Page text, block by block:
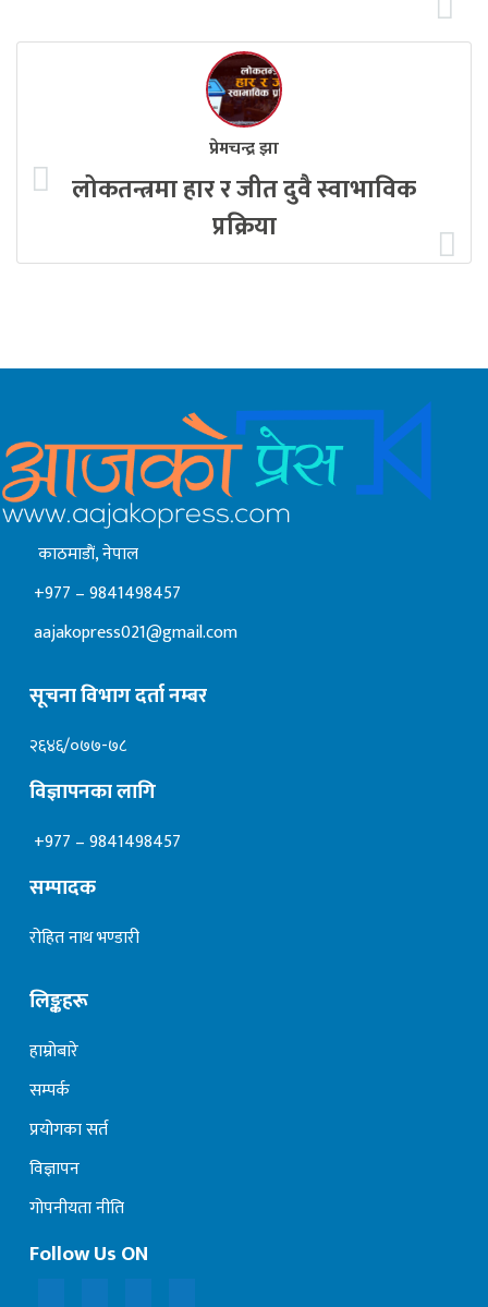
प्रेमचन्द्र झा
लोकतन्त्रमा हार र जीत दुवै स्वाभाविक
प्रक्रिया
काठमाडाैं, नेपाल
+977 – 9841498457
aajakopress021@gmail.com
सूचना विभाग दर्ता नम्बर
२६४६/०७७-७८
विज्ञापनका लागि
+977 – 9841498457
सम्पादक
रोहित नाथ भण्डारी
लिङ्कहरू
हाम्रोबारे
सम्पर्क
प्रयोगका सर्त
विज्ञापन
गोपनीयता नीति
Follow Us ON